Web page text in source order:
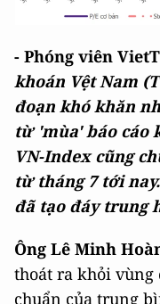
- Phóng viên
khoán Vệt Nam
đoạn khó khăn
từ 'mùa' báo cáo
VN-Index cũng
từ tháng 7 tới
đã tạo đáy trung
Ông Lê Minh
thoát ra khỏi vùng
chuẩn của trung